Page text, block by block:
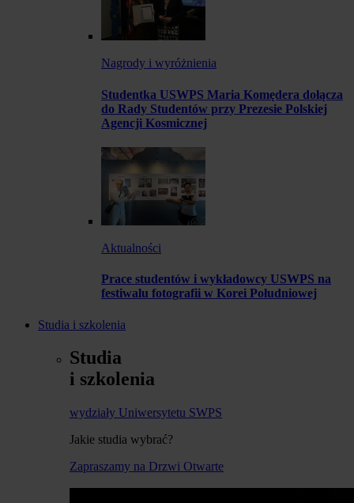
Nagrody i wyróżnienia
Studentka USWPS Maria Komędera dołącza
do Rady Studentów przy Prezesie Polskiej
Agencji Kosmicznej
Aktualności
Prace studentów i wykładowcy USWPS na
festiwalu fotografii w Korei Południowej
Studia i szkolenia
Studia
i szkolenia
wydziały Uniwersytetu SWPS
Jakie studia wybrać?
Zapraszamy na Drzwi Otwarte